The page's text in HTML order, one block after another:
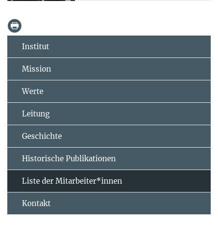
Institut
Mission
Werte
Leitung
Geschichte
Historische Publikationen
Liste der Mitarbeiter*innen
Kontakt